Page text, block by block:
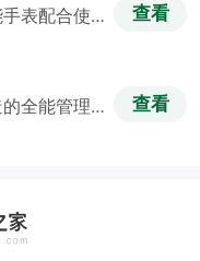
表配合使
查看
全能管理
查看